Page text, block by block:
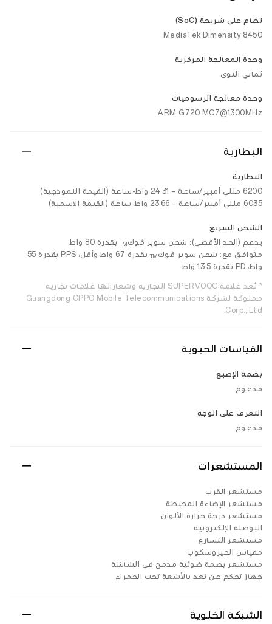
نظام على شريحة (SoC)
MediaTek Dimensity 8450
وحدة المعالجة المركزية
ثماني النوى
وحدة معالجة الرسوميات
ARM G720 MC7@1300MHz
البطارية
البطارية
6200 مللي أمبير/ساعة – 24.31 واط-ساعة (القيمة النموذجية)
6035 مللي أمبير/ساعة – 23.66 واط-ساعة (القيمة الاسمية)
الشحن السريع
يدعم (الحد الأقصى): شحن سوبر ڤوك TM بقدرة 80 واط
متوافق مع: شحن سوبر ڤوك TM
بقدرة 67 واط وأقل، PPS بقدرة 55
واط، PD بقدرة 13.5 واط
* تُعد علامة SUPERVOOC التجارية وشعاراتها علامات تجارية
مملوكة لشركة Guangdong OPPO Mobile Telecommunications
Corp., Ltd.
القياسات الحيوية
بصمة الإصبع
مدعوم
التعرف على الوجه
مدعوم
المستشعرات
مستشعر القرب
مستشعر الإضاءة المحيطة
مستشعر درجة حرارة الألوان
البوصلة الإلكترونية
مستشعر التسارع
مقياس الجيروسكوب
مستشعر بصمة ضوئية مدمج في الشاشة
جهاز تحكم عن بُعد بالأشعة تحت الحمراء
الشبكة الخلوية